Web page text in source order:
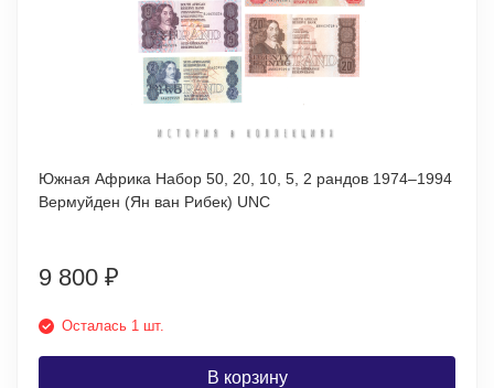
Южная Африка Набор 50, 20, 10, 5, 2 рандов 1974–1994
Вермуйден (Ян ван Рибек) UNC
9 800 ₽
Осталась 1 шт.
В корзину